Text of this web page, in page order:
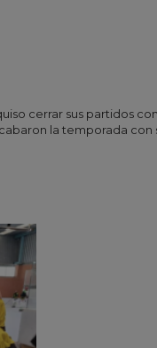
cerrar sus partidos
la temporada